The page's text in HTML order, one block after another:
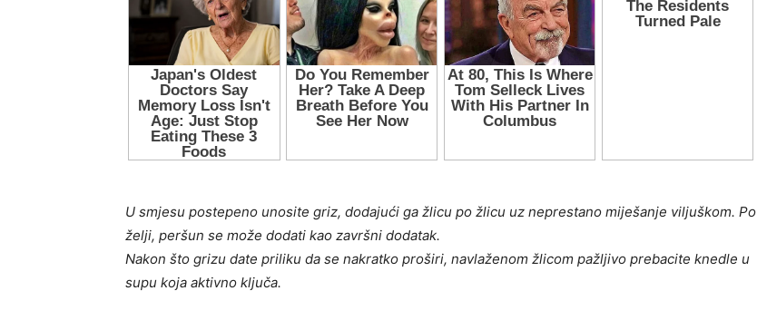
U smjesu postepeno unosite griz, dodajući ga žlicu po žlicu uz neprestano miješanje viljuškom. Po
želji, peršun se može dodati kao završni dodatak.
Nakon što grizu date priliku da se nakratko proširi, navlaženom žlicom pažljivo prebacite knedle u
supu koja aktivno ključa.